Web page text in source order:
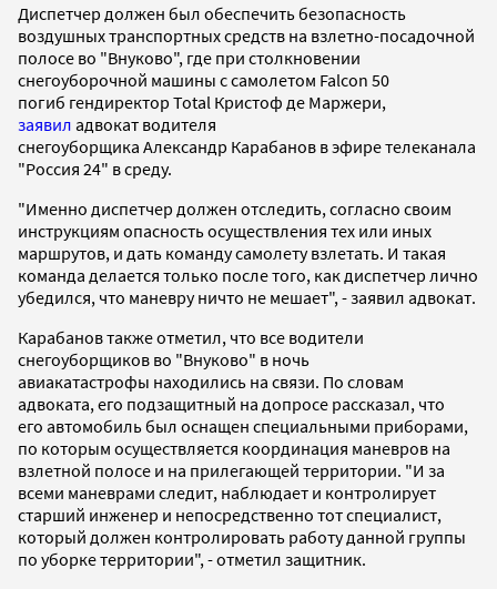
Диспетчер должен был обеспечить безопасность
воздушных транспортных средств на взлетно-посадочной
полосе во "Внуково", где при столкновении
снегоуборочной машины с самолетом Falcon 50
погиб гендиректор Total Кристоф де Маржери,
заявил адвокат водителя
снегоуборщика Александр Карабанов в эфире телеканала
"Россия 24" в среду.
"Именно диспетчер должен отследить, согласно своим
инструкциям опасность осуществления тех или иных
маршрутов, и дать команду самолету взлетать. И такая
команда делается только после того, как диспетчер лично
убедился, что маневру ничто не мешает", - заявил адвокат.
Карабанов также отметил, что все водители
снегоуборщиков во "Внуково" в ночь
авиакатастрофы находились на связи. По словам
адвоката, его подзащитный на допросе рассказал, что
его автомобиль был оснащен специальными приборами,
по которым осуществляется координация маневров на
взлетной полосе и на прилегающей территории. "И за
всеми маневрами следит, наблюдает и контролирует
старший инженер и непосредственно тот специалист,
который должен контролировать работу данной группы
по уборке территории", - отметил защитник.